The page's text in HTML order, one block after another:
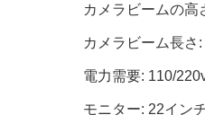
カメラビームの高
カメラビーム長さ
電力需要: 110/
モニター: 22イン